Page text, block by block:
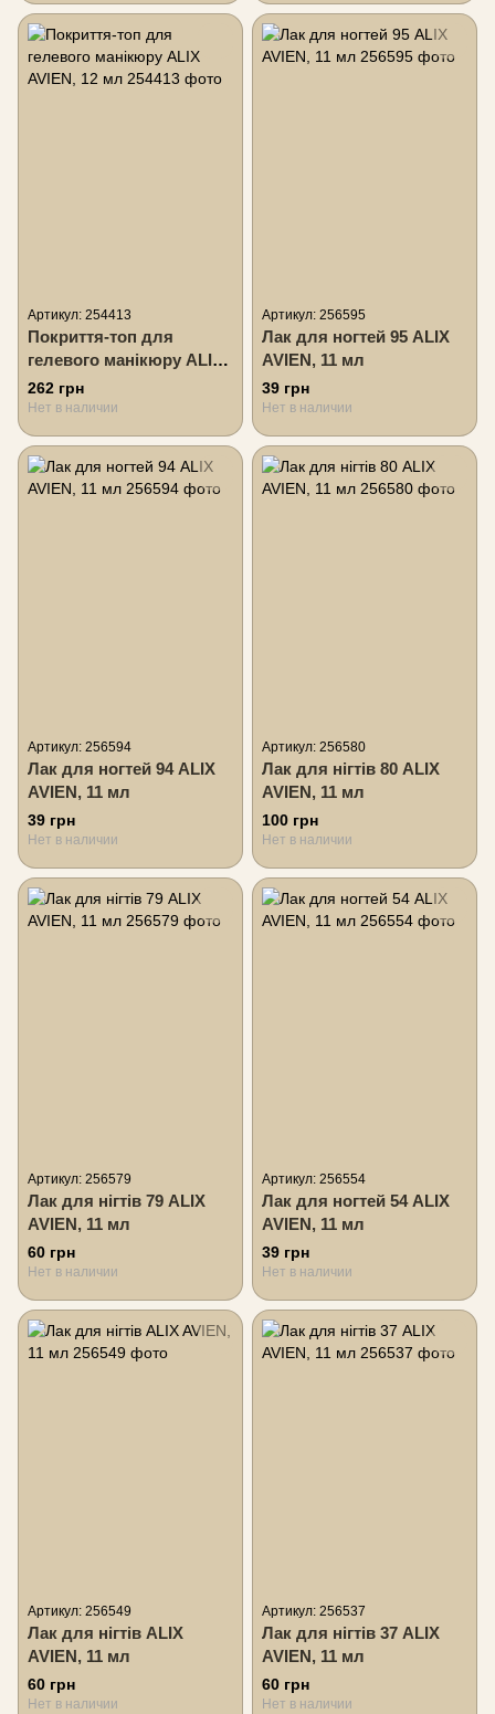
Артикул: 254413
Покриття-топ для
гелевого манікюру ALIX
AVIEN, 12 мл
262 грн
Нет в наличии
Артикул: 256595
Лак для ногтей 95 ALIX
AVIEN, 11 мл
39 грн
Нет в наличии
Артикул: 256594
Лак для ногтей 94 ALIX
AVIEN, 11 мл
39 грн
Нет в наличии
Артикул: 256580
Лак для нігтів 80 ALIX
AVIEN, 11 мл
100 грн
Нет в наличии
Артикул: 256579
Лак для нігтів 79 ALIX
AVIEN, 11 мл
60 грн
Нет в наличии
Артикул: 256554
Лак для ногтей 54 ALIX
AVIEN, 11 мл
39 грн
Нет в наличии
Артикул: 256549
Лак для нігтів ALIX
AVIEN, 11 мл
60 грн
Нет в наличии
Артикул: 256537
Лак для нігтів 37 ALIX
AVIEN, 11 мл
60 грн
Нет в наличии